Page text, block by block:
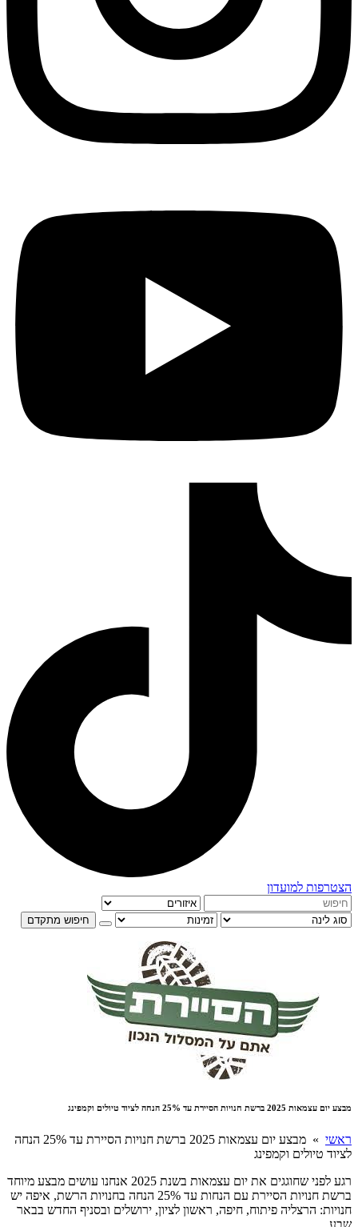
הצטרפות למועדון
חיפוש מתקדם
מבצע יום עצמאות 2025 ברשת חנויות הסיירת עד 25% הנחה לציוד טיולים וקמפינג
ראשי
» מבצע יום עצמאות 2025 ברשת חנויות הסיירת עד 25% הנחה
לציוד טיולים וקמפינג
רגע לפני שחוגגים את יום עצמאות בשנת 2025 אנחנו עושים מבצע מיוחד
ברשת חנויות הסיירת עם הנחות עד 25% הנחה בחנויות הרשת, איפה יש
חנויות: הרצליה פיתוח, חיפה, ראשון לציון, ירושלים ובסניף החדש בבאר